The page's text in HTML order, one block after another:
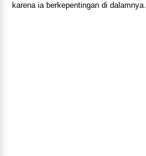
karena ia berkepentingan di dalamnya.